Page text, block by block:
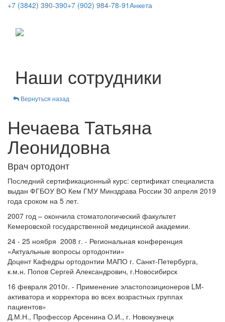
+7 (3842) 390-390+7 (902) 984-78-91Анкета
Наши сотрудники
Вернуться назад
Нечаева Татьяна
Леонидовна
Врач ортодонт
Последний сертификационный курс: сертификат специалиста
выдан ФГБОУ ВО Кем ГМУ Минздрава России 30 апреля 2019
года сроком на 5 лет.
2007 год – окончила стоматологический факультет
Кемеровской государственной медицинской академии.
24 - 25 ноября 2008 г. - Региональная конференция
«Актуальные вопросы ортодонтии»
Доцент Кафедры ортодонтии МАПО г. Санкт-Петербурга,
к.м.н. Попов Сергей Александрович, г.Новосибирск
16 февраля 2010г. - Применение эластопозиционеров LM-
активатора и корректора во всех возрастных группах
пациентов»
Д.М.Н., Профессор Арсенина О.И., г. Новокузнецк